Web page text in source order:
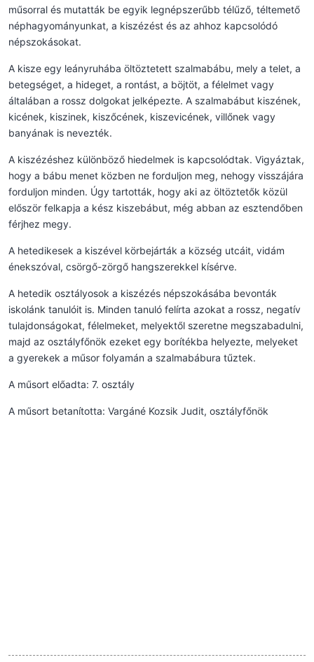
műsorral és mutatták be egyik legnépszerűbb télűző, téltemető
néphagyományunkat, a kiszézést és az ahhoz kapcsolódó
népszokásokat.
A kisze egy leányruhába öltöztetett szalmabábu, mely a telet, a
betegséget, a hideget, a rontást, a böjtöt, a félelmet vagy
általában a rossz dolgokat jelképezte. A szalmabábut kiszének,
kicének, kiszinek, kiszőcének, kiszevicének, villőnek vagy
banyának is nevezték.
A kiszézéshez különböző hiedelmek is kapcsolódtak. Vigyáztak,
hogy a bábu menet közben ne forduljon meg, nehogy visszájára
forduljon minden. Úgy tartották, hogy aki az öltöztetők közül
először felkapja a kész kiszebábut, még abban az esztendőben
férjhez megy.
A hetedikesek a kiszével körbejárták a község utcáit, vidám
énekszóval, csörgő-zörgő hangszerekkel kísérve.
A hetedik osztályosok a kiszézés népszokásába bevonták
iskolánk tanulóit is. Minden tanuló felírta azokat a rossz, negatív
tulajdonságokat, félelmeket, melyektől szeretne megszabadulni,
majd az osztályfőnök ezeket egy borítékba helyezte, melyeket
a gyerekek a műsor folyamán a szalmabábura tűztek.
A műsort előadta: 7. osztály
A műsort betanította: Vargáné Kozsik Judit, osztályfőnök